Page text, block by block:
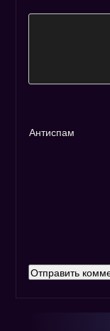
Антиспам